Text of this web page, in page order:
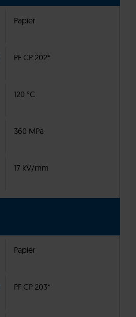
Papier
PF CP 202*
120 °C
360 MPa
17 kV/mm
Papier
PF CP 203*